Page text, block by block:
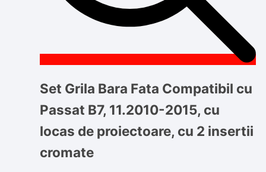
Set Grila Bara Fata Compatibil cu
Passat B7, 11.2010-2015, cu
locas de proiectoare, cu 2 insertii
cromate